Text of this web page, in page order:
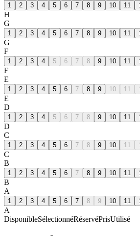
1 2 3 4 5 6 7 8 9 10 11
H
G
1 2 3 4 5 6 7 8 9 10 11
G
F
1 2 3 4 5 6 7 8 9 10 11
F
E
1 2 3 4 5 6 7 8 9 10 11
E
D
1 2 3 4 5 6 7 8 9 10 11
D
C
1 2 3 4 5 6 7 8 9 10 11
C
B
1 2 3 4 5 6 7 8 9 10 11
B
A
1 2 3 4 5 6 7 8 9 10 11
A
DisponibleSélectionnéRéservéPrisUtilisé